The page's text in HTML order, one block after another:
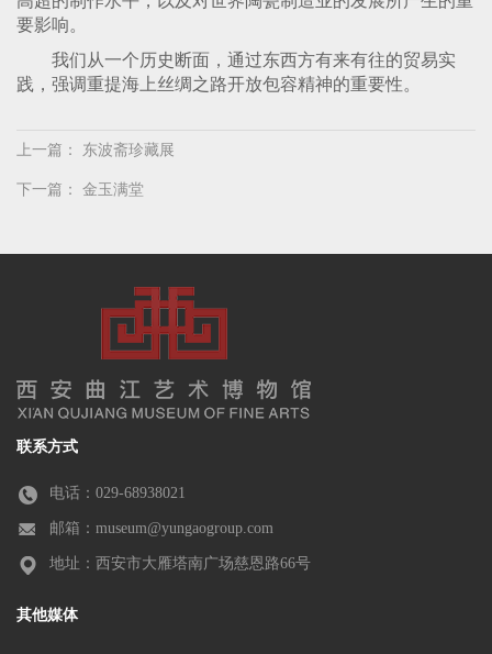
要影响。
我们从一个历史断面，通过东西方有来有往的贸易实
践，强调重提海上丝绸之路开放包容精神的重要性。
上一篇： 东波斋珍藏展
下一篇： 金玉满堂
联系方式
电话：029-68938021
邮箱：museum@yungaogroup.com
地址：西安市大雁塔南广场慈恩路66号
其他媒体